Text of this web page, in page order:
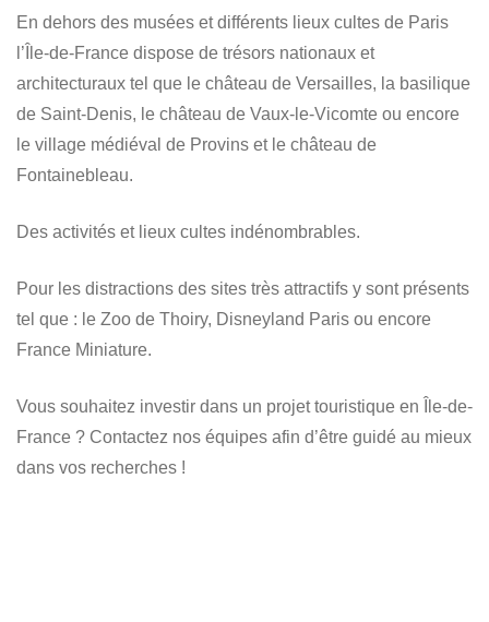
En dehors des musées et différents lieux cultes de Paris
l’Île-de-France dispose de trésors nationaux et
architecturaux tel que le château de Versailles, la basilique
de Saint-Denis, le château de Vaux-le-Vicomte ou encore
le village médiéval de Provins et le château de
Fontainebleau.
Des activités et lieux cultes indénombrables.
Pour les distractions des sites très attractifs y sont présents
tel que : le Zoo de Thoiry, Disneyland Paris ou encore
France Miniature.
Vous souhaitez investir dans un projet touristique en Île-de-
France ? Contactez nos équipes afin d’être guidé au mieux
dans vos recherches !